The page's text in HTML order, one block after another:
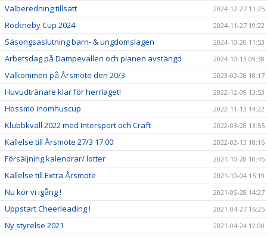
Valberedning tillsatt 2024-12-27 11:25
Rockneby Cup 2024 2024-11-27 19:22
Säsongsaslutning barn- & ungdomslagen 2024-10-20 11:53
Arbetsdag på Dampevallen och planen avstängd 2024-10-13 09:38
Välkommen på Årsmöte den 20/3 2023-02-28 18:17
Huvudtränare klar för herrlaget! 2022-12-09 13:53
Hossmo inomhuscup 2022-11-13 14:22
Klubbkväll 2022 med Intersport och Craft 2022-03-28 13:55
Kallelse till Årsmöte 27/3 17.00 2022-02-13 18:16
Försäljning kalendrar/ lotter 2021-10-28 10:45
Kallelse till Extra Årsmöte 2021-10-04 15:19
Nu kör vi igång ! 2021-05-28 14:27
Uppstart Cheerleading ! 2021-04-27 16:25
Ny styrelse 2021 2021-04-24 12:00